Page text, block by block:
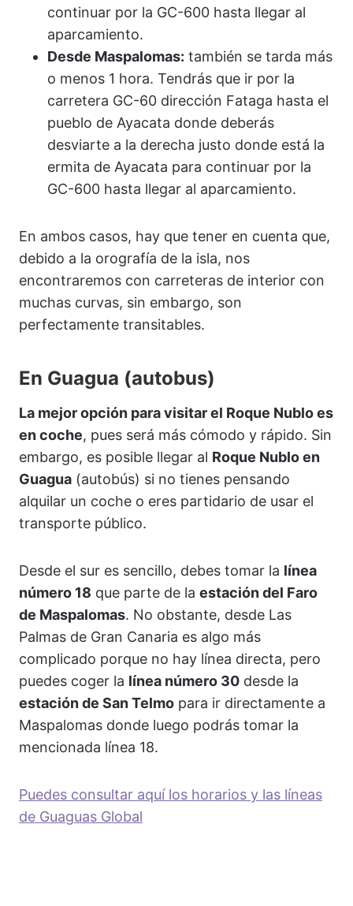
continuar por la GC-600 hasta llegar al
aparcamiento.
Desde Maspalomas: también se tarda más
o menos 1 hora. Tendrás que ir por la
carretera GC-60 dirección Fataga hasta el
pueblo de Ayacata donde deberás
desviarte a la derecha justo donde está la
ermita de Ayacata para continuar por la
GC-600 hasta llegar al aparcamiento.
En ambos casos, hay que tener en cuenta que,
debido a la orografía de la isla, nos
encontraremos con carreteras de interior con
muchas curvas, sin embargo, son
perfectamente transitables.
En Guagua (autobus)
La mejor opción para visitar el Roque Nublo es
en coche, pues será más cómodo y rápido. Sin
embargo, es posible llegar al Roque Nublo en
Guagua (autobús) si no tienes pensando
alquilar un coche o eres partidario de usar el
transporte público.
Desde el sur es sencillo, debes tomar la línea
número 18 que parte de la estación del Faro
de Maspalomas. No obstante, desde Las
Palmas de Gran Canaria es algo más
complicado porque no hay línea directa, pero
puedes coger la línea número 30 desde la
estación de San Telmo para ir directamente a
Maspalomas donde luego podrás tomar la
mencionada línea 18.
Puedes consultar aquí los horarios y las líneas
de Guaguas Global